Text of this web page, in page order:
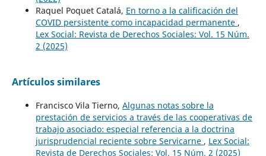
Raquel Poquet Catalá, En torno a la calificación del
COVID persistente como incapacidad permanente ,
Lex Social: Revista de Derechos Sociales: Vol. 15 Núm.
2 (2025)
Artículos similares
Francisco Vila Tierno, Algunas notas sobre la
prestación de servicios a través de las cooperativas de
trabajo asociado: especial referencia a la doctrina
jurisprudencial reciente sobre Servicarne , Lex Social:
Revista de Derechos Sociales: Vol. 15 Núm. 2 (2025)